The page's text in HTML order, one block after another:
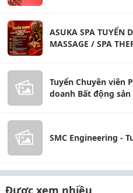
ASUKA SPA TUYỂN
MASSAGE / SPA
Tuyển Chuyên viên
doanh Bất động sản
SMC Engineering -
Được xem nhiều